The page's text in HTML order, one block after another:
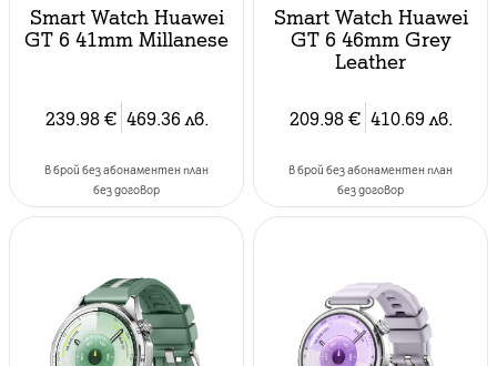
Smart Watch Huawei
GT 6 41mm Millanese
239.98 € 469.36 лв.
в брой без абонаментен план
без договор
Smart Watch Huawei
GT 6 46mm Grey
Leather
209.98 € 410.69 лв.
в брой без абонаментен план
без договор